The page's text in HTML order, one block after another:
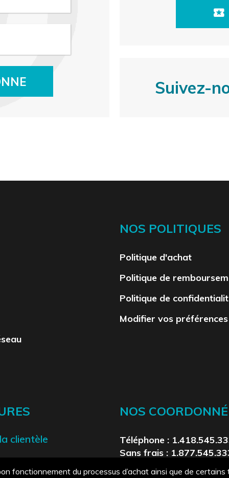
fonctionnement du processus d’achat ainsi que de
local_activity
Suivez-
NOS POLITIQUES
Politique d'achat
Politique de
Politique de
Modifier vos
clientèle
NOS
Téléphone :
Sans frais :